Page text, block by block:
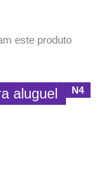
este produto
aluguel N4